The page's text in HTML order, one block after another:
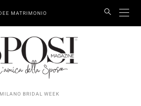
MATRIMONIO
MILANO BRIDAL WEEK